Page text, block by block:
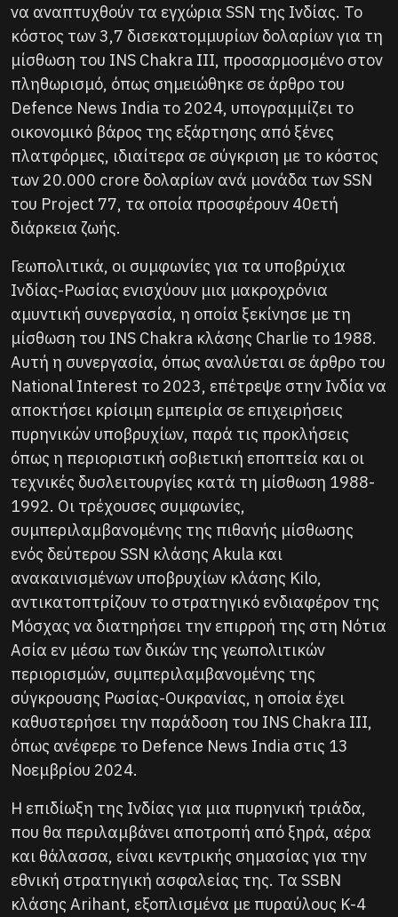
να αναπτυχθούν τα εγχώρια SSN της Ινδίας. Το
κόστος των 3,7 δισεκατομμυρίων δολαρίων για τη
μίσθωση του INS Chakra III, προσαρμοσμένο στον
πληθωρισμό, όπως σημειώθηκε σε άρθρο του
Defence News India το 2024, υπογραμμίζει το
οικονομικό βάρος της εξάρτησης από ξένες
πλατφόρμες, ιδιαίτερα σε σύγκριση με το κόστος
των 20.000 crore δολαρίων ανά μονάδα των SSN
του Project 77, τα οποία προσφέρουν 40ετή
διάρκεια ζωής.
Γεωπολιτικά, οι συμφωνίες για τα υποβρύχια
Ινδίας-Ρωσίας ενισχύουν μια μακροχρόνια
αμυντική συνεργασία, η οποία ξεκίνησε με τη
μίσθωση του INS Chakra κλάσης Charlie το 1988.
Αυτή η συνεργασία, όπως αναλύεται σε άρθρο του
National Interest το 2023, επέτρεψε στην Ινδία να
αποκτήσει κρίσιμη εμπειρία σε επιχειρήσεις
πυρηνικών υποβρυχίων, παρά τις προκλήσεις
όπως η περιοριστική σοβιετική εποπτεία και οι
τεχνικές δυσλειτουργίες κατά τη μίσθωση 1988-
1992. Οι τρέχουσες συμφωνίες,
συμπεριλαμβανομένης της πιθανής μίσθωσης
ενός δεύτερου SSN κλάσης Akula και
ανακαινισμένων υποβρυχίων κλάσης Kilo,
αντικατοπτρίζουν το στρατηγικό ενδιαφέρον της
Μόσχας να διατηρήσει την επιρροή της στη Νότια
Ασία εν μέσω των δικών της γεωπολιτικών
περιορισμών, συμπεριλαμβανομένης της
σύγκρουσης Ρωσίας-Ουκρανίας, η οποία έχει
καθυστερήσει την παράδοση του INS Chakra III,
όπως ανέφερε το Defence News India στις 13
Νοεμβρίου 2024.
Η επιδίωξη της Ινδίας για μια πυρηνική τριάδα,
που θα περιλαμβάνει αποτροπή από ξηρά, αέρα
και θάλασσα, είναι κεντρικής σημασίας για την
εθνική στρατηγική ασφαλείας της. Τα SSBN
κλάσης Arihant, εξοπλισμένα με πυραύλους K-4